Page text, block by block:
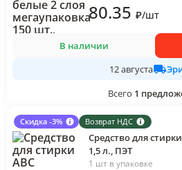
80.35 ₽/шт
В наличии
12 августа
Всего 1
Скидка -3% Возврат НДС
Средство для
1,5 л., ПЭТ
1 шт в упаковке